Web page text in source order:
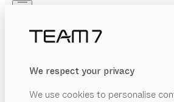
We respect your privacy
We use cookies to personalise
PRODUKTE
INSPIRATION
HÄNDLER